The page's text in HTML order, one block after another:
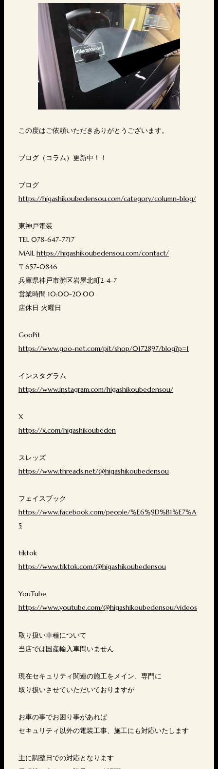
この度はご依頼いただきありがとうございます。
ブログ（コラム）更新中！！
ブログ
https://higashikoubedensou.com/category/column-blog/
東神戸電装
TEL 078-647-7717
MAIL https://higashikoubedensou.com/contact/
〒657-0846
兵庫県神戸市灘区岩屋北町2-4-7
営業時間 10:00-20:00
店休日 火曜日
GooPit
https://www.goo-net.com/pit/shop/0172897/blog?p=1
インスタグラム
https://www.instagram.com/higashikoubedensou/
X
https://x.com/higashikoubeden
スレッズ
https://www.threads.net/@higashikoubedensou
フェイスブック
https://www.facebook.com/people/%E6%9D%B1%E7%A
5
tiktok
https://www.tiktok.com/@higashikoubedensou
YouTube
https://www.youtube.com/@higashikoubedensou/videos
取り扱い車種について
当店では国産輸入車問いません
現在セキュリティ関連の施工をメイン、専門に
取り扱いさせていただいておりますが
お車の事でお困り事があれば
セキュリティ以外の電装工事、施工にも対応いたします
主に調整日での対応となります